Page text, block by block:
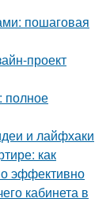
пошаговая
проект
полное
и лайфхаки
как
эффективно
кабинета в